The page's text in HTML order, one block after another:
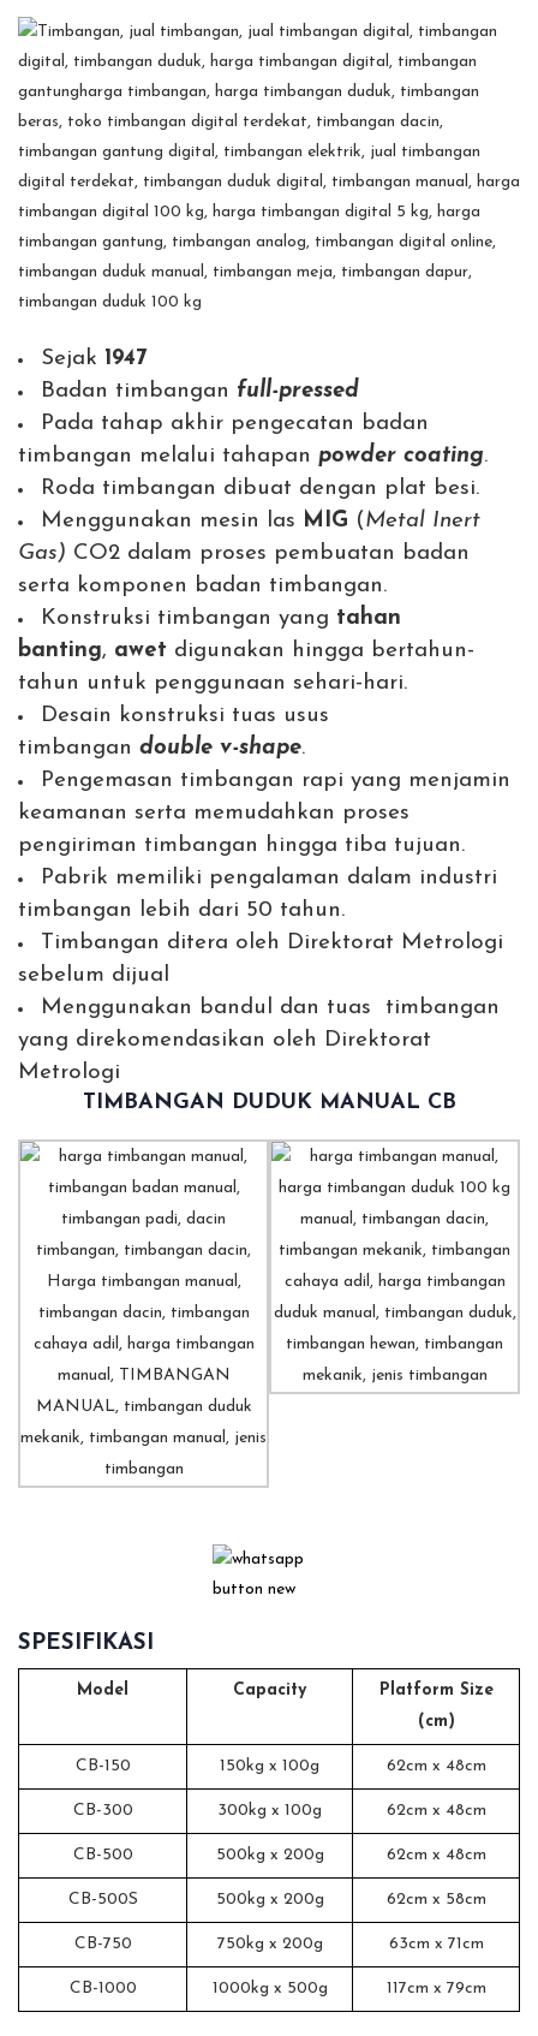
Sejak 1947
Badan timbangan full-pressed
Pada tahap akhir pengecatan badan
timbangan melalui tahapan powder coating.
Roda timbangan dibuat dengan plat besi.
Menggunakan mesin las MIG (Metal Inert
Gas) CO2 dalam proses pembuatan badan
serta komponen badan timbangan.
Konstruksi timbangan yang tahan
banting, awet digunakan hingga bertahun-
tahun untuk penggunaan sehari-hari.
Desain konstruksi tuas usus
timbangan double v-shape.
Pengemasan timbangan rapi yang menjamin
keamanan serta memudahkan proses
pengiriman timbangan hingga tiba tujuan.
Pabrik memiliki pengalaman dalam industri
timbangan lebih dari 50 tahun.
Timbangan ditera oleh Direktorat Metrologi
sebelum dijual
Menggunakan bandul dan tuas timbangan
yang direkomendasikan oleh Direktorat
Metrologi
TIMBANGAN DUDUK MANUAL CB
SPESIFIKASI
Model Capacity
Platform Size
(cm)
CB-150 150kg x 100g 62cm x 48cm
CB-300 300kg x 100g 62cm x 48cm
CB-500 500kg x 200g 62cm x 48cm
CB-500S 500kg x 200g 62cm x 58cm
CB-750 750kg x 200g 63cm x 71cm
CB-1000 1000kg x 500g 117cm x 79cm